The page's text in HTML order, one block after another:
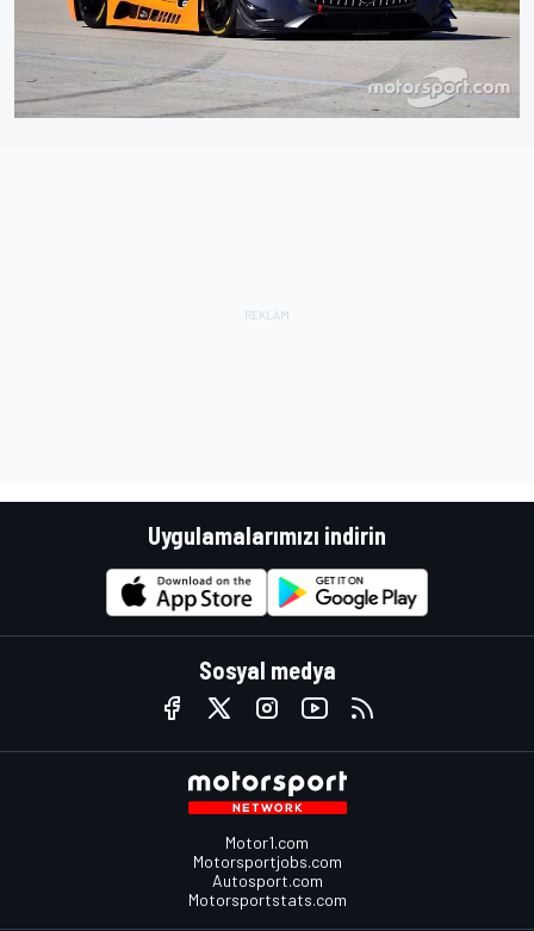
Uygulamalarımızı indirin
Sosyal medya
Motor1.com
Motorsportjobs.com
Autosport.com
Motorsportstats.com